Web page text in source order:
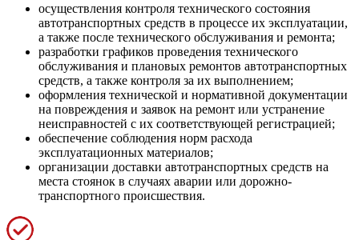
осуществления контроля технического состояния
автотранспортных средств в процессе их эксплуатации,
а также после технического обслуживания и ремонта;
разработки графиков проведения технического
обслуживания и плановых ремонтов автотранспортных
средств, а также контроля за их выполнением;
оформления технической и нормативной документации
на повреждения и заявок на ремонт или устранение
неисправностей с их соответствующей регистрацией;
обеспечение соблюдения норм расхода
эксплуатационных материалов;
организации доставки автотранспортных средств на
места стоянок в случаях аварии или дорожно-
транспортного происшествия.